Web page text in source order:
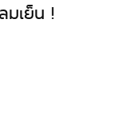
มเย็น !